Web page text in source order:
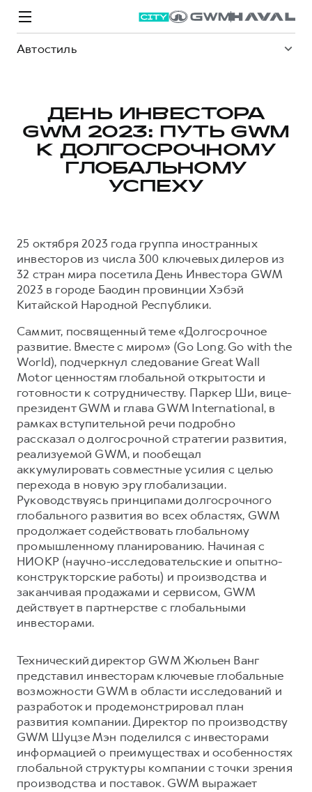
Автостиль
Модели
M6
от 2 049 000 ₽
JOLION
от 2 049 000 ₽
DARGO
от 3 199 000 ₽ от 3 499 000 ₽
от 2 899 000 ₽
F7X
от 3 599 000 ₽
POER
от 3 449 000 ₽
Покупателям
Конфигуратор HAVAL
Аксессуары HAVAL
Каталоги и прайс-листы
Программа «HAVAL Защита+»
Тест-драйв
Трейд-ин
КРЕДИТ И СТРАХОВАНИЕ
Кредитный калькулятор
Страхование
Кредит
КОРПОРАТИВНЫМ КЛИЕНТАМ
Для малого бизнеса
Корпоративным клиентам
Крупным корпоративным клиентам
Система управления автопарком
Сервис для корпоративных клиентов
АКСЕССУАРЫ HAVAL
Автомобильные аксессуары
Коллекция CITY
Коллекция Базовая
Коллекция Детская
Владельцам
Запись на сервис
Моторное масло
Стоимость ТО
СЕРВИСНОЕ ОБСЛУЖИВАНИЕ
Нулевое ТО
Программа «Помощь на дороге»
Регламенты технического обслуживания
Электронный ПТС
ПОДДЕРЖКА
GWM Безопасность
Гарантия HAVAL
Мобильное приложение GWM
Программа «HAVAL Защита+»
Руководства по эксплуатации
Подписки
Автомобильные аксессуары
Коллекция CITY
Коллекция Базовая
Коллекция Детская
Спецпредложения
Владельцам
О дилере
Новости
О GWM
ИНФОРМАЦИЯ О ДИЛЕРЕ
О дилере
Наша команда
Контакты
ДЕНЬ ИНВЕСТОРА
GWM 2023: ПУТЬ GWM
К ДОЛГОСРОЧНОМУ
ГЛОБАЛЬНОМУ
УСПЕХУ
25 октября 2023 года группа иностранных
инвесторов из числа 300 ключевых дилеров из
32 стран мира посетила День Инвестора GWM
2023 в городе Баодин провинции Хэбэй
Китайской Народной Республики.
Саммит, посвященный теме «Долгосрочное
развитие. Вместе с миром» (Go Long. Go with the
World), подчеркнул следование Great Wall
Motor ценностям глобальной открытости и
готовности к сотрудничеству. Паркер Ши, вице-
президент GWM и глава GWM International, в
рамках вступительной речи подробно
рассказал о долгосрочной стратегии развития,
реализуемой GWM, и пообещал
аккумулировать совместные усилия с целью
перехода в новую эру глобализации.
Руководствуясь принципами долгосрочного
глобального развития во всех областях, GWM
продолжает содействовать глобальному
промышленному планированию. Начиная с
НИОКР (научно-исследовательские и опытно-
конструкторские работы) и производства и
заканчивая продажами и сервисом, GWM
действует в партнерстве с глобальными
инвесторами.
Технический директор GWM Жюльен Ванг
представил инвесторам ключевые глобальные
возможности GWM в области исследований и
разработок и продемонстрировал план
развития компании. Директор по производству
GWM Шуцзе Мэн поделился с инвесторами
информацией о преимуществах и особенностях
глобальной структуры компании с точки зрения
производства и поставок. GWM выражает